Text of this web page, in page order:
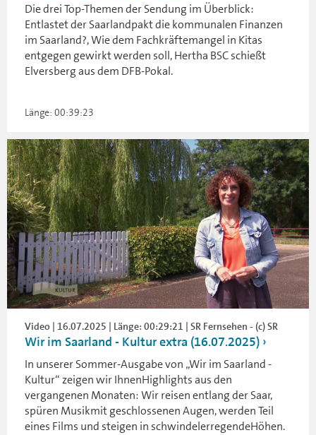
Die drei Top-Themen der Sendung im Überblick:
Entlastet der Saarlandpakt die kommunalen Finanzen
im Saarland?, Wie dem Fachkräftemangel in Kitas
entgegen gewirkt werden soll, Hertha BSC schießt
Elversberg aus dem DFB-Pokal.
Länge: 00:39:23
Video | 16.07.2025 | Länge: 00:29:21 | SR Fernsehen - (c) SR
Wir im Saarland - Kultur extra (16.07.2025)
In unserer Sommer-Ausgabe von „Wir im Saarland -
Kultur“ zeigen wir IhnenHighlights aus den
vergangenen Monaten: Wir reisen entlang der Saar,
spüren Musikmit geschlossenen Augen, werden Teil
eines Films und steigen in schwindelerregendeHöhen.